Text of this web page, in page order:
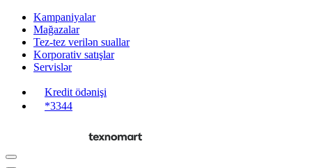
Kampaniyalar
Mağazalar
Tez-tez verilən suallar
Korporativ satışlar
Servislər
Kredit ödənişi
*3344